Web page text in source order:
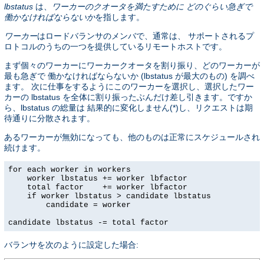
lbstatus は、
ワーカーのクオータを満たすために どのぐらい急ぎで
働かなければならないかを指します。
ワーカーはロードバランサのメンバで、通常は、 サポートされるプ
ロトコルのうちの一つを提供しているリモートホストです。
まず個々のワーカーにワーカークオータを割り振り、どのワーカーが
最も急ぎで 働かなければならないか (lbstatus が最大のもの) を調べ
ます。 次に仕事をするようにこのワーカーを選択し、選択したワー
カーの lbstatus を全体に割り振ったぶんだけ差し引きます。ですか
ら、lbstatus の総量は 結果的に変化しません(*)し、リクエストは期
待通りに分散されます。
あるワーカーが無効になっても、他のものは正常にスケジュールされ
続けます。
for each worker in workers
    worker lbstatus += worker lbfactor
    total factor    += worker lbfactor
    if worker lbstatus > candidate lbstatus
        candidate = worker
candidate lbstatus -= total factor
バランサを次のように設定した場合: